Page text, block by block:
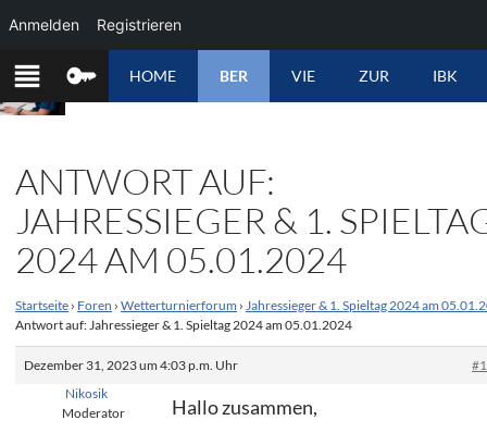
ZUM
INHALT
SPRINGEN
HOME BER VIE ZUR IBK
ANTWORT AUF:
JAHRESSIEGER & 1.
2024 AM 05.01.2024
Startseite › Foren › Wetterturnierforum › Jahressieger & 1. Spieltag 2024 am
Antwort auf: Jahressieger & 1. Spieltag 2024 am 05.01.2024
Dezember 31, 2023 um 4:03 p.m. Uhr
Nikosik
Moderator
Hallo zusammen,
Anmelden Registrieren